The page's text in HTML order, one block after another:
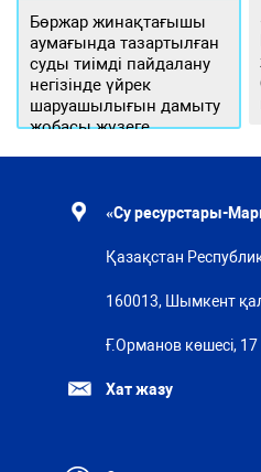
Бөржар жинақтағышы
аумағында тазартылған
суды тиімді пайдалану
негізінде үйрек
шаруашылығын дамыту
жобасы жүзеге
«Су ресурстары-
Қазақстан
160013, Шымкент
Ғ.Орманов көшесі, 17
Хат жазу